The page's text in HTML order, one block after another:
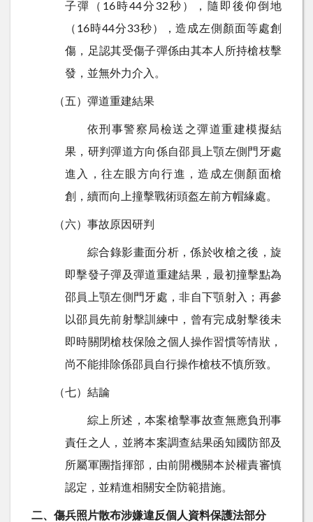
子彈（ 16 時44分32秒），隨即後仰倒地
（ 16時44分33秒），造成左側顏面等處創
傷，足認其受傷子彈係由其本人所持槍枝擊
發，並無外力介入。
（五）彈道重建結果
依刑事警察局檢送之彈道重建模擬結
果，研判彈道方向係自邵員上顎左側門牙處
進入，往左眼方向行進，造成左側顏面槍
創，續而向上撞擊戰術頭盔左前方帽緣處。
（六）事故原因研判
綜合錄影畫面分析，係於收槍之後，旋
即擊發子彈及彈道重建結果，最初撞擊點為
邵員上顎左側門牙處，非自下顎射入；再參
以邵員先前射擊訓練中，曾有完成射擊後未
即時關閉槍枝保險之個人操作習慣等情狀，
尚不能排除係邵員自行操作槍枝不慎所致。
（七）結論
綜上所述，本案槍擊事故查無應負刑事
責任之人，並將本案調查結果函知國防部及
所屬軍團指揮部，由前開機關本於權責審慎
認定，並精進相關安全防範措施。
二、傷兵照片散布涉嫌違反個人資料保護法部分